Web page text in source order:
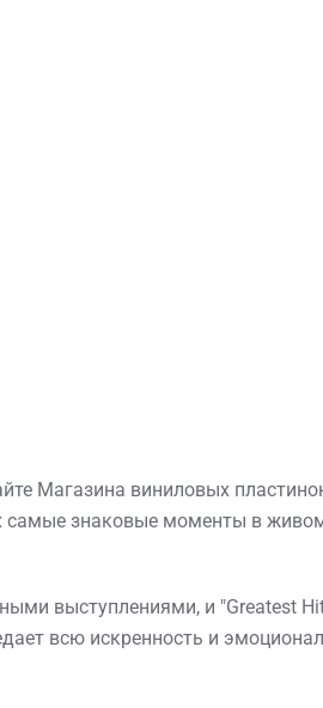
Магазина виниловых
самые знаковые моменты в
выступлениями, и "Greatest
всю искренность и